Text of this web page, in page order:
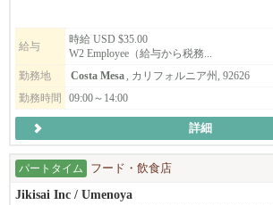
・経理
・秘書業務
━━━━━━━━━━━━━━
■ Instagramもぜひご覧ください
━━━━━━━━━━━━━━
【本多屋タスティン】
Instagram：@hondaya_ts_official
https://www.instagram.com/hondaya_ts_official/
責任が必要となる職種ですので、9月末から
手厚く指導・サポートしますので、英語に少
経験の方でも安心して一歩を踏み出せます。
ております。
給与
時給 USD $35.00
W2 Employee（給与から税務...
勤務地
Costa Mesa
, カリフォルニア州, 92626
勤務時間
09:00～14:00
詳細
パートタイム フード・飲食店
Jikisai Inc / Umenoya